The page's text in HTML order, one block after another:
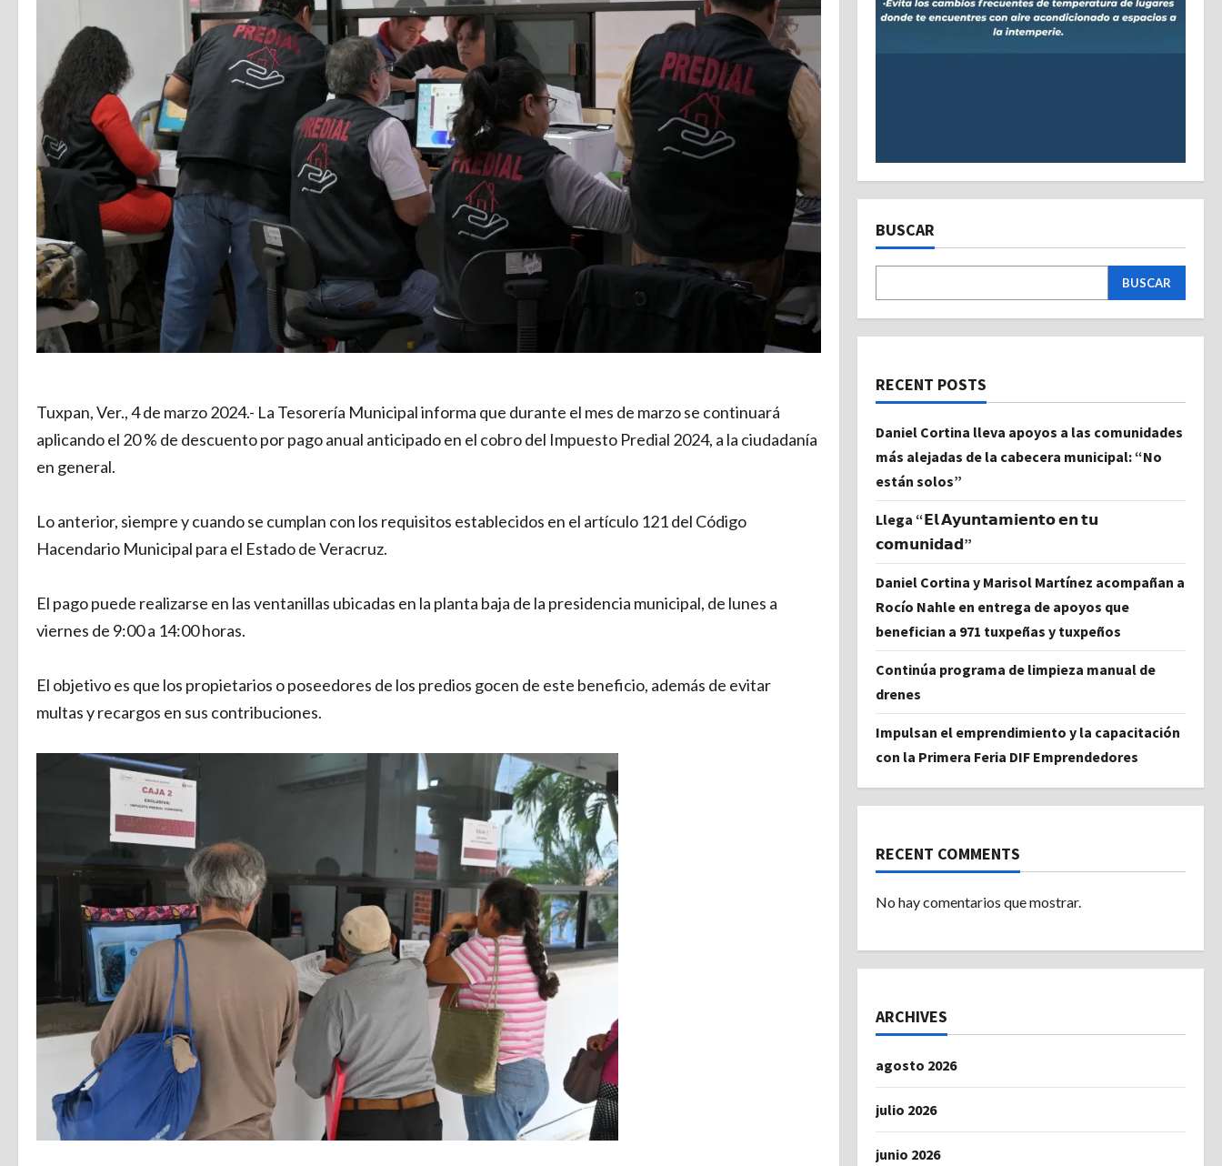
Tuxpan, Ver., 4 de marzo 2024.- La Tesorería Municipal informa que durante el mes de marzo se continuará
aplicando el 20 % de descuento por pago anual anticipado en el cobro del Impuesto Predial 2024, a la ciudadanía
en general.
Lo anterior, siempre y cuando se cumplan con los requisitos establecidos en el artículo 121 del Código
Hacendario Municipal para el Estado de Veracruz.
El pago puede realizarse en las ventanillas ubicadas en la planta baja de la presidencia municipal, de lunes a
viernes de 9:00 a 14:00 horas.
El objetivo es que los propietarios o poseedores de los predios gocen de este beneficio, además de evitar
multas y recargos en sus contribuciones.
BUSCAR
BUSCAR
RECENT POSTS
Daniel Cortina lleva apoyos a las comunidades
más alejadas de la cabecera municipal: “No
están solos”
Llega “𝗘𝗹 𝗔𝘆𝘂𝗻𝘁𝗮𝗺𝗶𝗲𝗻𝘁𝗼 𝗲𝗻 𝘁𝘂
𝗰𝗼𝗺𝘂𝗻𝗶𝗱𝗮𝗱”
Daniel Cortina y Marisol Martínez acompañan a
Rocío Nahle en entrega de apoyos que
benefician a 971 tuxpeñas y tuxpeños
Continúa programa de limpieza manual de
drenes
Impulsan el emprendimiento y la capacitación
con la Primera Feria DIF Emprendedores
RECENT COMMENTS
No hay comentarios que mostrar.
ARCHIVES
agosto 2026
julio 2026
junio 2026